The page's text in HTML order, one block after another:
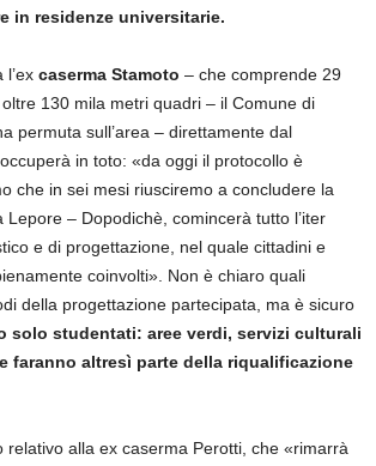
in residenze universitarie.
caserma Stamoto – che comprende 29
oltre 130 mila metri quadri – il Comune di
permuta sull’area – direttamente dal
in toto: «da oggi il protocollo è
che in sei mesi riusciremo a concludere la
Lepore – Dopodichè, comincerà tutto l’iter
e di progettazione, nel quale cittadini e
coinvolti». Non è chiaro quali
della progettazione partecipata, ma è sicuro
solo studentati: aree verdi, servizi culturali
faranno altresì parte della riqualificazione
relativo alla ex caserma Perotti, che «rimarrà